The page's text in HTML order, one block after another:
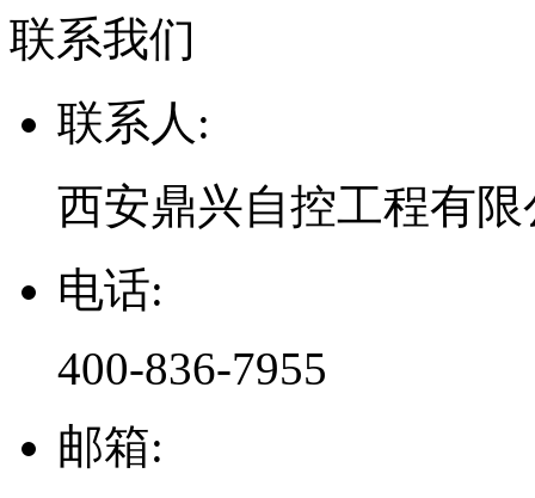
联系我们
联系人:
西安鼎兴自控工程有限
电话:
400-836-7955
邮箱: